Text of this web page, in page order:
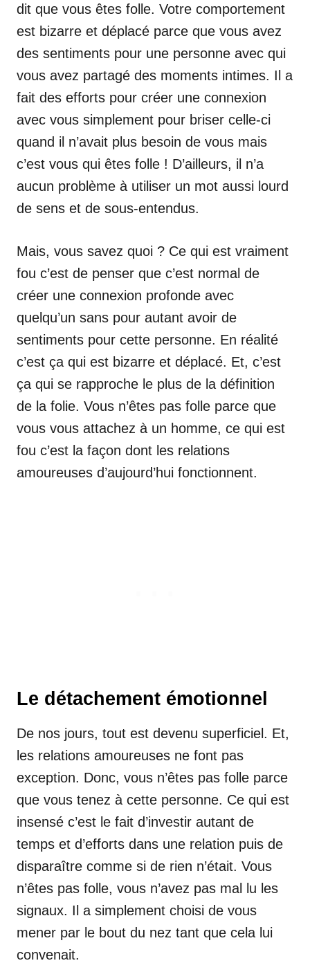
dit que vous êtes folle. Votre comportement
est bizarre et déplacé parce que vous avez
des sentiments pour une personne avec qui
vous avez partagé des moments intimes. Il a
fait des efforts pour créer une connexion
avec vous simplement pour briser celle-ci
quand il n’avait plus besoin de vous mais
c’est vous qui êtes folle ! D’ailleurs, il n’a
aucun problème à utiliser un mot aussi lourd
de sens et de sous-entendus.
Mais, vous savez quoi ? Ce qui est vraiment
fou c’est de penser que c’est normal de
créer une connexion profonde avec
quelqu’un sans pour autant avoir de
sentiments pour cette personne. En réalité
c’est ça qui est bizarre et déplacé. Et, c’est
ça qui se rapproche le plus de la définition
de la folie. Vous n’êtes pas folle parce que
vous vous attachez à un homme, ce qui est
fou c’est la façon dont les relations
amoureuses d’aujourd’hui fonctionnent.
Le détachement émotionnel
De nos jours, tout est devenu superficiel. Et,
les relations amoureuses ne font pas
exception. Donc, vous n’êtes pas folle parce
que vous tenez à cette personne. Ce qui est
insensé c’est le fait d’investir autant de
temps et d’efforts dans une relation puis de
disparaître comme si de rien n’était. Vous
n’êtes pas folle, vous n’avez pas mal lu les
signaux. Il a simplement choisi de vous
mener par le bout du nez tant que cela lui
convenait.